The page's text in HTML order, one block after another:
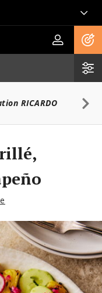
RICARDO